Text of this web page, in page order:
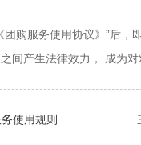
购服务使用协议》”后
间产生法律效力， 成为对
使用规则